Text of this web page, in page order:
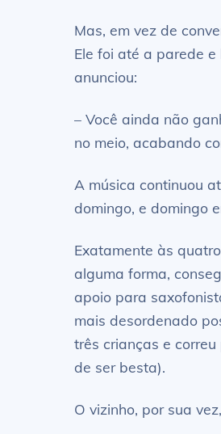
Mas, em vez de
Ele foi até a parede
anunciou:
– Você ainda não
no meio, acabando
A música continuou
domingo, e domingo
Exatamente às
alguma forma,
apoio para
mais desordenado
três crianças e
de ser besta).
O vizinho, por sua